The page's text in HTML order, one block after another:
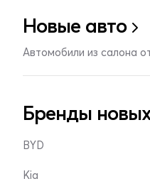
Новые авто
Автомобили из салона
Бренды
BYD
Kia